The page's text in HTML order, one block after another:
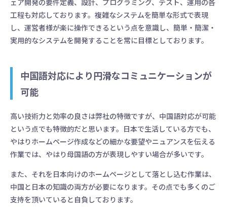
ェア開発の要件定義、設計、プログラミング、テスト、運用の各
工程も対応しております。複雑なシステムを簡単な形式で表現
し、運営者様が楽に操作できるという点を意識し、簡単・簡潔・
実用的なシステムを開発することを常に目標としております。
中国語対応により円滑なコミュニケーションが
可能
高い技術力と効率の良さは弊社の特徴ですが、中国語対応が可能
という点でも特徴的だと思います。日本で生活している方でも、
やはりホームページ作成などの細かな要望やニュアンスを伝える
作業では、やはり母国語の方が表現しやすい場合が多いです。
また、それを日本向けのホームページとして落とし込む作業は、
中国と日本の知識の両方が必要になります。その点でも多くのご
支持を頂いていると自負しております。